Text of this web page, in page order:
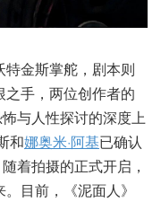
特金斯掌舵，剧本则
之手，两位创作者的
与人性探讨的深度上
和娜奥米·阿基已确认
着拍摄的正式开启，
目前，《泥面人》